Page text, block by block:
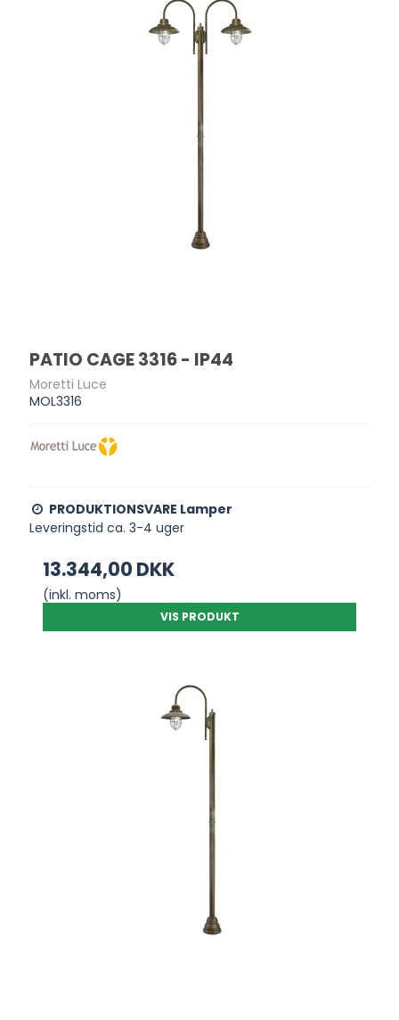
PATIO CAGE 3316 - IP44
Moretti Luce
MOL3316
PRODUKTIONSVARE Lamper
Leveringstid ca. 3-4 uger
13.344,00 DKK
(inkl. moms)
VIS PRODUKT